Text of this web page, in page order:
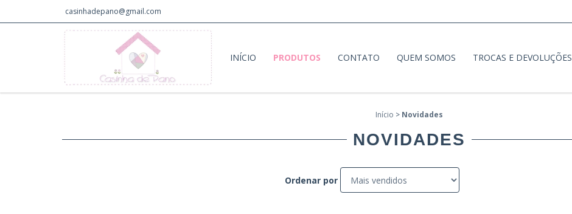
casinhadepano@gmail.com
INÍCIO PRODUTOS CONTATO QUEM SOMOS TROCAS E DEVOLUÇÕES
Início > Novidades
NOVIDADES
Ordenar por